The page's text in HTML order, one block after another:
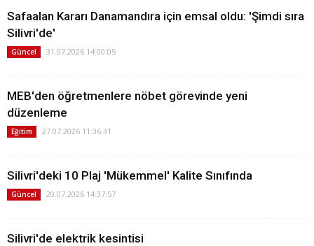
Safaalan Kararı Danamandıra için emsal oldu: 'Şimdi sıra
Silivri'de'
Güncel 31.07.2026 14:00:05
MEB'den öğretmenlere nöbet görevinde yeni
düzenleme
Eğitim 27.07.2026 11:36:31
Silivri'deki 10 Plaj 'Mükemmel' Kalite Sınıfında
Güncel 20.07.2026 14:37:57
Silivri'de elektrik kesintisi